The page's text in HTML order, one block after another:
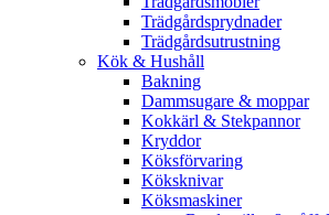
Trädgårdsprydnader
Trädgårdsutrustning
Kök & Hushåll
Bakning
Dammsugare & moppar
Kokkärl & Stekpannor
Kryddor
Köksförvaring
Köksknivar
Köksmaskiner